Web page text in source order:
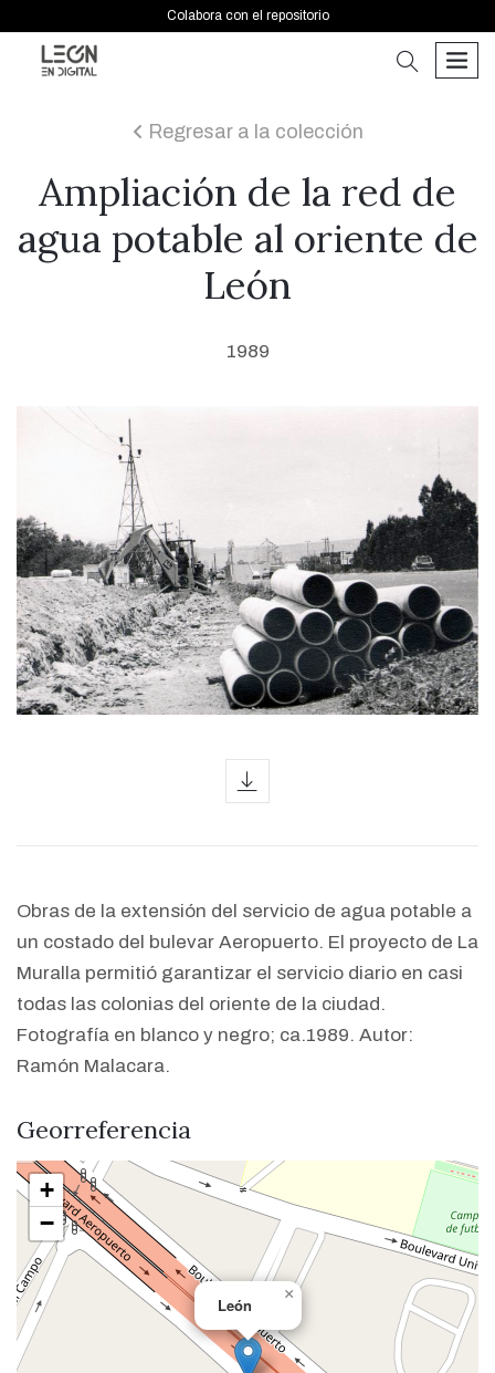
Colabora con el repositorio
buscar
icon
Regresar a la colección
Ampliación de la red de
agua potable al oriente de
León
1989
Obras de la extensión del servicio de agua potable a
un costado del bulevar Aeropuerto. El proyecto de La
Muralla permitió garantizar el servicio diario en casi
todas las colonias del oriente de la ciudad.
Fotografía en blanco y negro; ca.1989. Autor:
Ramón Malacara.
Georreferencia
León
×
+
−